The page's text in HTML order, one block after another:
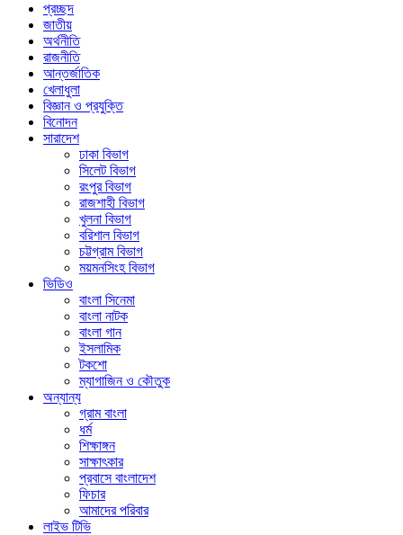
প্রচ্ছদ
জাতীয়
অর্থনীতি
রাজনীতি
আন্তর্জাতিক
খেলাধুলা
বিজ্ঞান ও প্রযুক্তি
বিনোদন
সারাদেশ
ঢাকা বিভাগ
সিলেট বিভাগ
রংপুর বিভাগ
রাজশাহী বিভাগ
খুলনা বিভাগ
বরিশাল বিভাগ
চট্টগ্রাম বিভাগ
ময়মনসিংহ বিভাগ
ভিডিও
বাংলা সিনেমা
বাংলা নাটক
বাংলা গান
ইসলামিক
টকশো
ম্যাগাজিন ও কৌতুক
অন্যান্য
গ্রাম বাংলা
ধর্ম
শিক্ষাঙ্গন
সাক্ষাৎকার
প্রবাসে বাংলাদেশ
ফিচার
আমাদের পরিবার
লাইভ টিভি